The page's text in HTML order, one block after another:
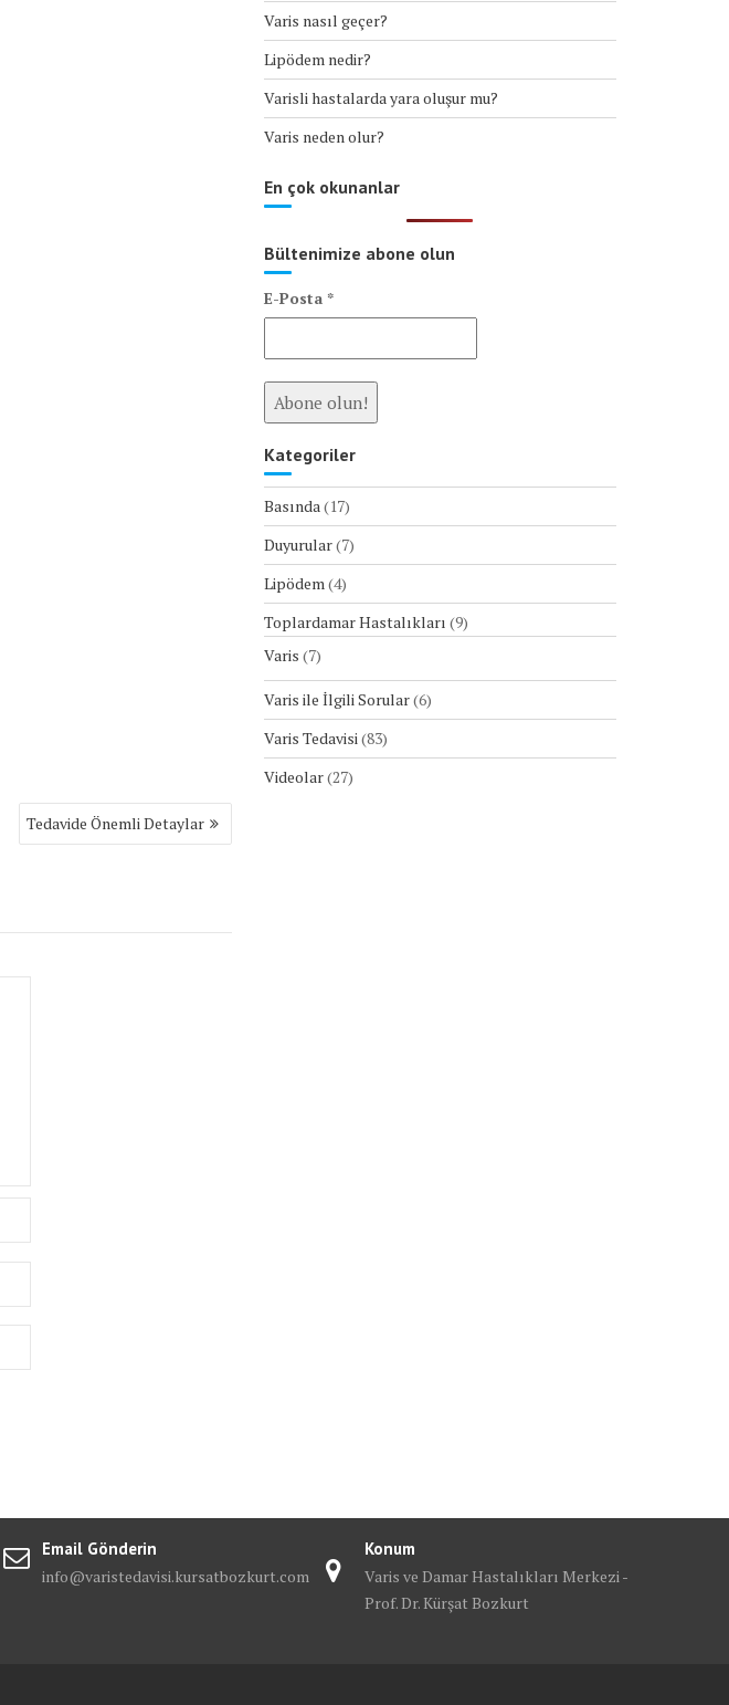
Tedavide Önemli Detaylar
Varis nasıl geçer?
Lipödem nedir?
Varisli hastalarda yara oluşur mu?
Varis neden olur?
En çok okunanlar
Bültenimize abone olun
E-Posta *
Kategoriler
Basında(17)
Duyurular(7)
Lipödem(4)
Toplardamar Hastalıkları (9)
Varis (7)
Varis ile İlgili Sorular(6)
Varis Tedavisi(83)
Videolar(27)
Email Gönderin
info@varistedavisi.kursatbozkurt.com
Konum
Varis ve Damar Hastalıkları Merkezi -
Prof. Dr. Kürşat Bozkurt